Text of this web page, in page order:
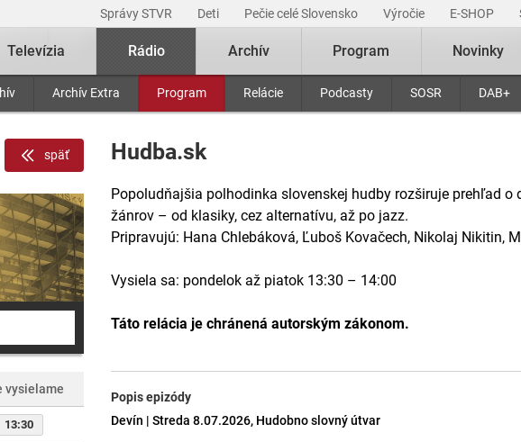
Správy STVR Deti Pečie celé Slovensko Výročie E-SHOP
Televízia Rádio
Archív Extra Program Relácie Podcasty SOSR DAB+
Archív Program Novinky
späť
vysielame
13:30
Hudba.sk
Popoludňajšia polhodinka slovenskej hudby rozširuje prehľad o
žánrov – od klasiky, cez alternatívu, až po jazz.
Pripravujú: Hana Chlebáková, Ľuboš Kovačech, Nikolaj Nikitin,
Vysiela sa: pondelok až piatok 13:30 – 14:00
Táto relácia je chránená autorským zákonom.
Popis epizódy
Devín | Streda 8.07.2026, Hudobno slovný útvar